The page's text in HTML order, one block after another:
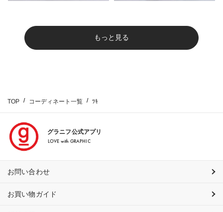
もっと見る
TOP コーディネート一覧 ﾂｷ
グラニフ公式アプリ
LOVE with GRAPHIC
お問い合わせ
お買い物ガイド